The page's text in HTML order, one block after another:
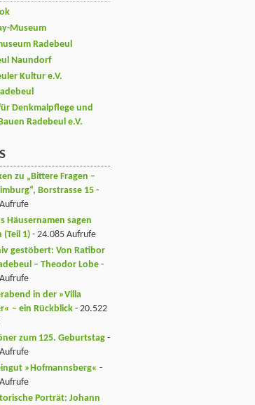
Museum
Radebeul
Naundorf
Kultur e.V.
Denkmalpflege und
Radebeul e.V.
zu „Bittere Fragen –
Borstrasse 15 -
Häusernamen sagen
(Teil 1) - 24.085 Aufrufe
gestöbert: Von Ratibor
– Theodor Lobe -
in der »Villa
– ein Rückblick - 20.522
zum 125. Geburtstag -
»Hofmannsberg« -
Porträt: Johann